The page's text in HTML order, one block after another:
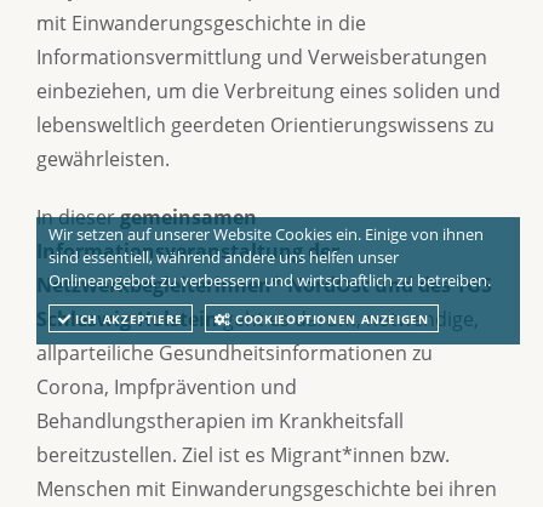
Wir setzen auf unserer Website Cookies ein. Einige von ihnen
sind essentiell, während andere uns helfen unser
Onlineangebot zu verbessern und wirtschaftlich zu betreiben.
ICH AKZEPTIERE COOKIEOPTIONEN ANZEIGEN
mit Einwanderungsgeschichte in die
Informationsvermittlung und Verweisberatungen
einbeziehen, um die Verbreitung eines soliden und
lebensweltlich geerdeten Orientierungswissens zu
gewährleisten.
In diesergemeinsamen
Informationsveranstaltung der
Netzwerkbegleiterinnen* NordOst und des TGS
Schleswig-Holsteingeht es darum, notwendige,
allparteiliche Gesundheitsinformationen zu
Corona, Impfprävention und
Behandlungstherapien im Krankheitsfall
bereitzustellen. Ziel ist es Migrant*innen bzw.
Menschen mit Einwanderungsgeschichte bei ihren